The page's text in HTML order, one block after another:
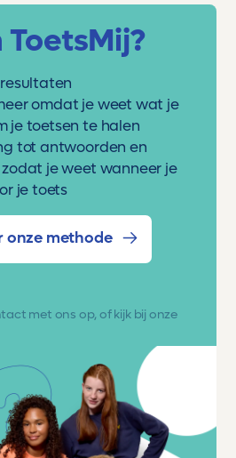
omdat je weet wat je
je toetsen te halen
tot antwoorden en
je weet wanneer je
je toets
onze methode
met ons op, of kijk bij onze